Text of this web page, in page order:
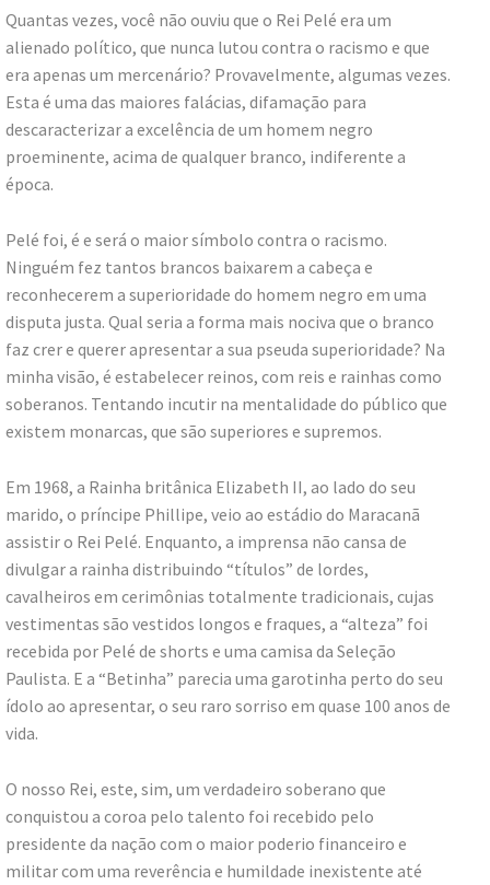
Quantas vezes, você não ouviu que o Rei Pelé era um
alienado político, que nunca lutou contra o racismo e que
era apenas um mercenário? Provavelmente, algumas vezes.
Esta é uma das maiores falácias, difamação para
descaracterizar a excelência de um homem negro
proeminente, acima de qualquer branco, indiferente a
época.
Pelé foi, é e será o maior símbolo contra o racismo.
Ninguém fez tantos brancos baixarem a cabeça e
reconhecerem a superioridade do homem negro em uma
disputa justa. Qual seria a forma mais nociva que o branco
faz crer e querer apresentar a sua pseuda superioridade? Na
minha visão, é estabelecer reinos, com reis e rainhas como
soberanos. Tentando incutir na mentalidade do público que
existem monarcas, que são superiores e supremos.
Em 1968, a Rainha britânica Elizabeth II, ao lado do seu
marido, o príncipe Phillipe, veio ao estádio do Maracanã
assistir o Rei Pelé. Enquanto, a imprensa não cansa de
divulgar a rainha distribuindo “títulos” de lordes,
cavalheiros em cerimônias totalmente tradicionais, cujas
vestimentas são vestidos longos e fraques, a “alteza” foi
recebida por Pelé de shorts e uma camisa da Seleção
Paulista. E a “Betinha” parecia uma garotinha perto do seu
ídolo ao apresentar, o seu raro sorriso em quase 100 anos de
vida.
O nosso Rei, este, sim, um verdadeiro soberano que
conquistou a coroa pelo talento foi recebido pelo
presidente da nação com o maior poderio financeiro e
militar com uma reverência e humildade inexistente até